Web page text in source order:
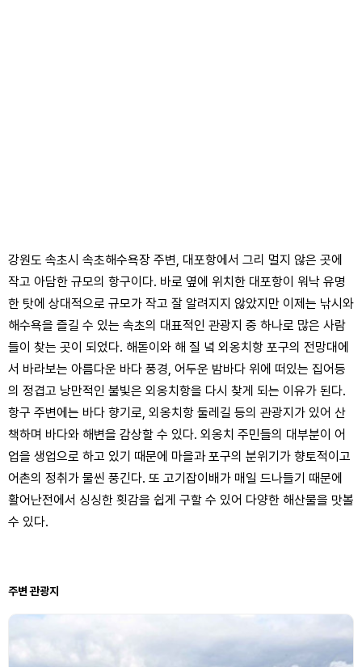
강원도 속초시 속초해수욕장 주변, 대포항에서 그리 멀지 않은 곳에
작고 아담한 규모의 항구이다. 바로 옆에 위치한 대포항이 워낙 유명
한 탓에 상대적으로 규모가 작고 잘 알려지지 않았지만 이제는 낚시와
해수욕을 즐길 수 있는 속초의 대표적인 관광지 중 하나로 많은 사람
들이 찾는 곳이 되었다. 해돋이와 해 질 녘 외옹치항 포구의 전망대에
서 바라보는 아름다운 바다 풍경, 어두운 밤바다 위에 떠있는 집어등
의 정겹고 낭만적인 불빛은 외옹치항을 다시 찾게 되는 이유가 된다.
항구 주변에는 바다 향기로, 외옹치항 둘레길 등의 관광지가 있어 산
책하며 바다와 해변을 감상할 수 있다. 외옹치 주민들의 대부분이 어
업을 생업으로 하고 있기 때문에 마을과 포구의 분위기가 향토적이고
어촌의 정취가 물씬 풍긴다. 또 고기잡이배가 매일 드나들기 때문에
활어난전에서 싱싱한 횟감을 쉽게 구할 수 있어 다양한 해산물을 맛볼
수 있다.
주변 관광지